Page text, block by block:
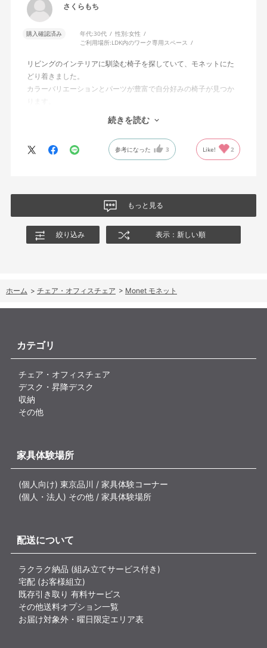
さくらもち
購入確認済み 年代:30代 性別:女性
ご利用場所:LDK内のワーク専用スペース
リビングのインテリアに馴染む椅子を探していて、モネットにた
どり着きました。
カラーバリエーションとパーツが豊富で自分好みの椅子が見つか
オフィスチェアにしては比較的コンパクトで家に置くのに最適で
した、座り心地も良く大変気に入っています。
今回どうしても欲しい色の組み合わせがあったので固定肘の物を
購入しましたが、欲を言えば稼働肘バージョンもバイカラーなど
続きを読む
参考になった 3 Like! 2
もっと見る
絞り込み 表示：新しい順
ホーム > チェア・オフィスチェア > Monet モネット
カテゴリ
チェア・オフィスチェア
デスク・昇降デスク
収納
その他
家具体験場所
(個人向け) 東京品川 / 家具体験コーナー
(個人・法人) その他 / 家具体験場所
配送について
ラクラク納品 (組み立てサービス付き)
宅配 (お客様組立)
既存引き取り 有料サービス
その他送料オプション一覧
お届け対象外・曜日限定エリア表